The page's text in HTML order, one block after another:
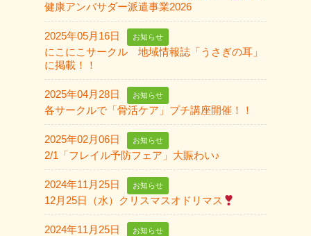
健康アンバサダー派遣事業2026
2025年05月16日 お知らせ
にこにこサークル 地域情報誌「うさぎの耳」
に掲載！！
2025年04月28日 お知らせ
各サークルで「骨活ケア」プチ講座開催！！
2025年02月06日 お知らせ
2/1「フレイル予防フェア」大賑わい♪
2024年11月25日 お知らせ
12月25日（水）クリスマスオドリマス
2024年11月25日 お知らせ